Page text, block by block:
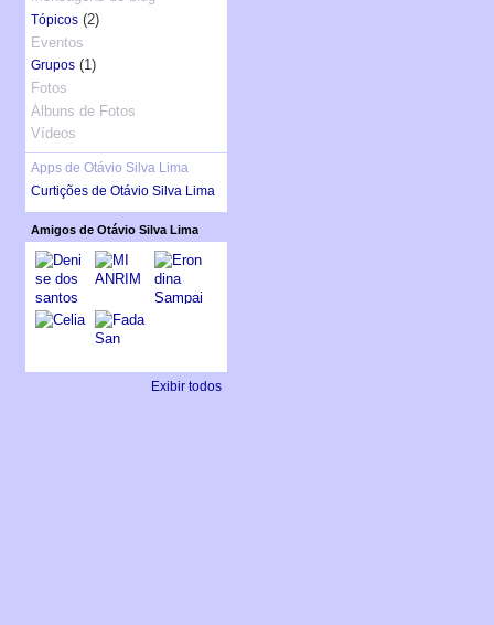
Tópicos(2)
Eventos
Grupos(1)
Fotos
Álbuns de Fotos
Vídeos
Apps de Otávio Silva Lima
Curtições de Otávio Silva Lima
Amigos de Otávio Silva Lima
Exibir todos